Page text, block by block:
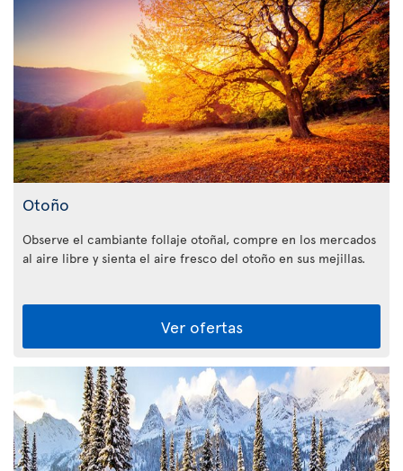
Otoño
Observe el cambiante follaje otoñal, compre en los mercados
al aire libre y sienta el aire fresco del otoño en sus mejillas.
Ver ofertas